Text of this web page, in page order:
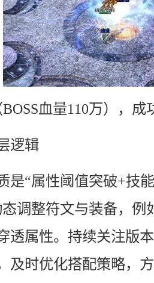
血量110万），成
逻辑
是“属性阈值突破+技
调整符文与装备，例
透属性。持续关注版
及时优化搭配策略，